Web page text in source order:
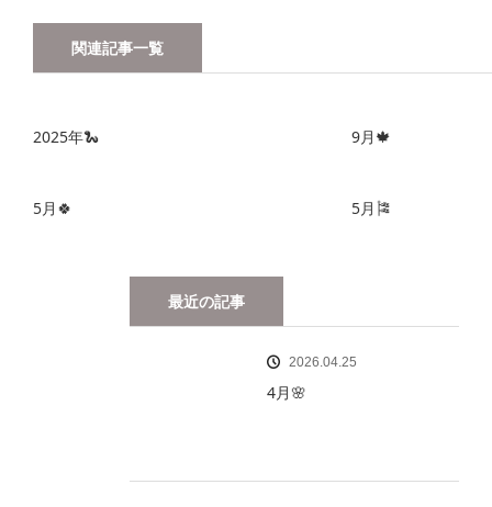
関連記事一覧
2025年🐍 9月🍁
5月🍀 5月🎏
最近の記事
2026.04.25
4月🌸